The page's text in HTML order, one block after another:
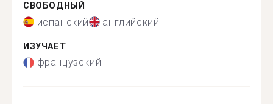
СВОБОДНЫЙ
испанский английский
ИЗУЧАЕТ
французский